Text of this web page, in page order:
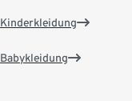
Kinderkleidung
Babykleidung